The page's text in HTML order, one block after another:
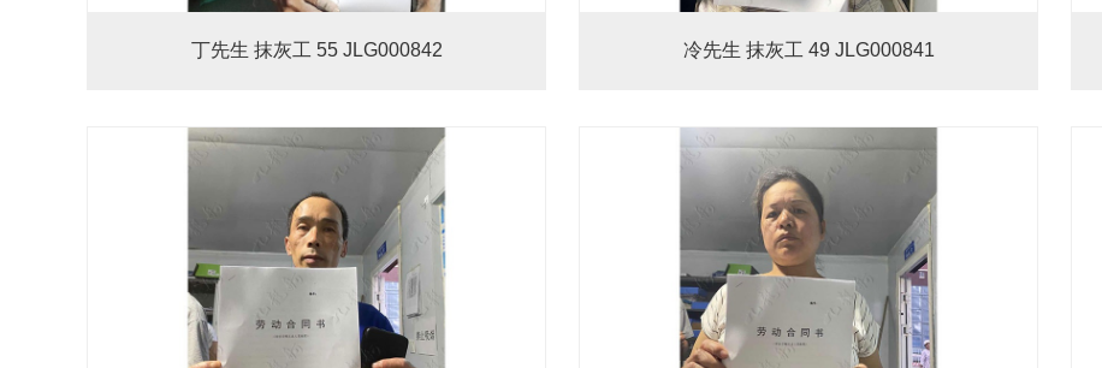
丁先生 抹灰工 55 JLG000842 冷先生 抹灰工 49 JLG000841